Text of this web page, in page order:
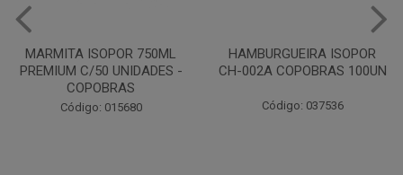
HAMBURGUEIRA ISOPOR
CH-002A COPOBRAS 100UN
Código: 037536
CAIXA PARDA PIZZA N30
OITAVADA BALUARTE C/10
Código: 001124